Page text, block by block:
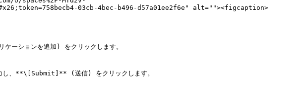
03cb-4bec-b496-d57a01ee2f6e" alt=""><figcaption>
ョンを追加) をクリックします。
、**\[Submit]** (送信) をクリックします。